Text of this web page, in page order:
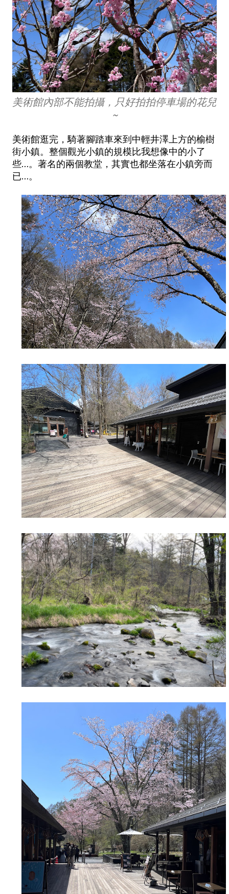
美術館內部不能拍攝，只好拍拍停車場的花兒
~
美術館逛完，騎著腳踏車來到中輕井澤上方的榆樹
街小鎮。整個觀光小鎮的規模比我想像中的小了
些…。著名的兩個教堂，其實也都坐落在小鎮旁而
已…。